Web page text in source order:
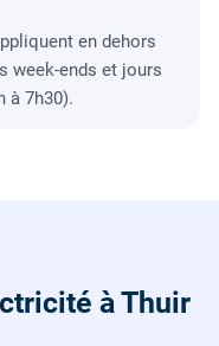
en dehors
week-ends et jours
à 7h30).
à Thuir